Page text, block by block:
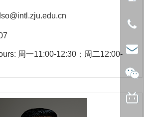
周一11:00-12:30；周二12:00-